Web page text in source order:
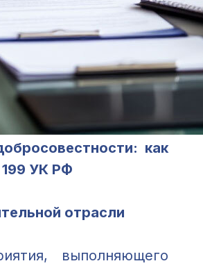
как
УК РФ
отрасли
выполняющего